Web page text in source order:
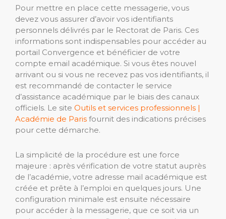
Pour mettre en place cette messagerie, vous
devez vous assurer d’avoir vos identifiants
personnels délivrés par le Rectorat de Paris. Ces
informations sont indispensables pour accéder au
portail Convergence et bénéficier de votre
compte email académique. Si vous êtes nouvel
arrivant ou si vous ne recevez pas vos identifiants, il
est recommandé de contacter le service
d’assistance académique par le biais des canaux
officiels. Le site Outils et services professionnels |
Académie de Paris fournit des indications précises
pour cette démarche.
La simplicité de la procédure est une force
majeure : après vérification de votre statut auprès
de l’académie, votre adresse mail académique est
créée et prête à l’emploi en quelques jours. Une
configuration minimale est ensuite nécessaire
pour accéder à la messagerie, que ce soit via un